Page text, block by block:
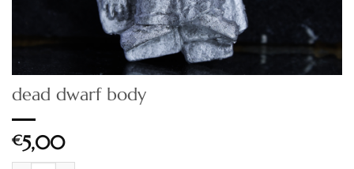
dead dwarf body
€5,00